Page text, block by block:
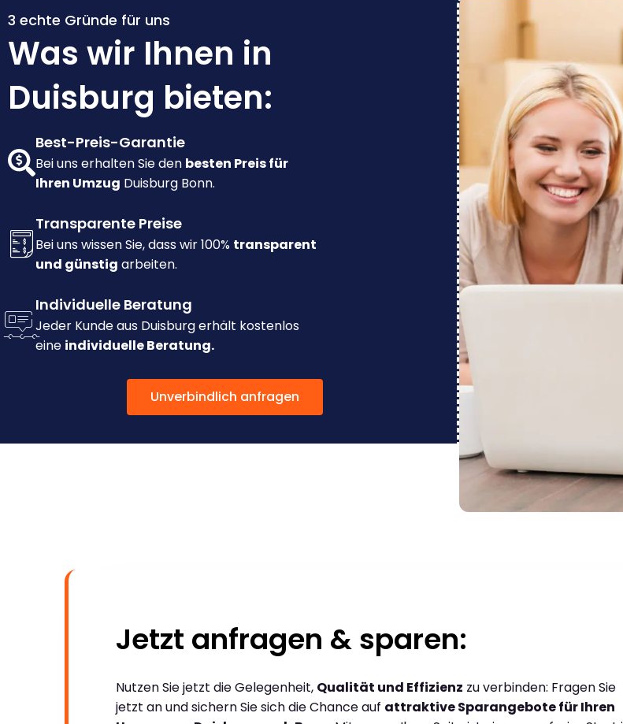
3 echte Gründe für uns
Was wir Ihnen in
Duisburg bieten:
Best-Preis-Garantie
Bei uns erhalten Sie den besten Preis für
Ihren Umzug Duisburg Bonn.
Transparente Preise
Bei uns wissen Sie, dass wir 100% transparent
und günstig arbeiten.
Individuelle Beratung
Jeder Kunde aus Duisburg erhält kostenlos
eine individuelle Beratung.
Unverbindlich anfragen
Jetzt anfragen & sparen:
Nutzen Sie jetzt die Gelegenheit, Qualität und Effizienz zu verbinden: Fragen Sie
jetzt an und sichern Sie sich die Chance auf attraktive Sparangebote für Ihren